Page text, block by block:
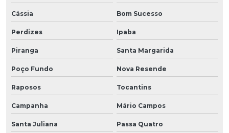
Cássia Bom Sucesso
Perdizes Ipaba
Piranga Santa Margarida
Poço Fundo Nova Resende
Raposos Tocantins
Campanha Mário Campos
Santa Juliana Passa Quatro